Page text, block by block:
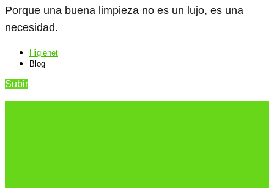
Porque una buena limpieza no es un lujo, es una
necesidad.
Higienet
Blog
Subir